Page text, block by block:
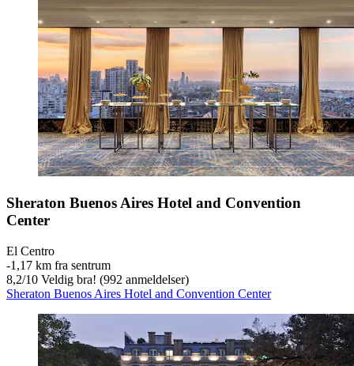
Sheraton Buenos Aires Hotel and Convention
Center
El Centro
‐1,17 km fra sentrum
8,2/10 Veldig bra! (992 anmeldelser)
Sheraton Buenos Aires Hotel and Convention Center